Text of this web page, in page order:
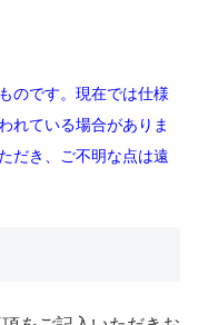
のです。現在では仕様
れている場合がありま
だき、ご不明な点は遠